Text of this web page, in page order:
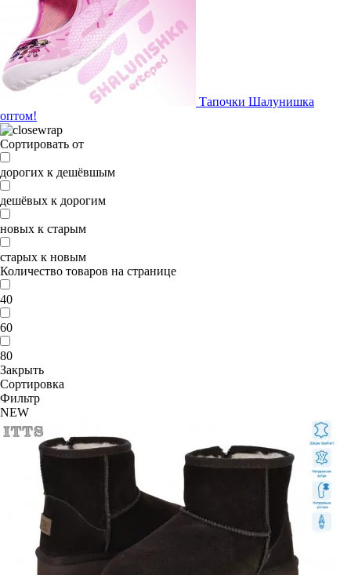
Тапочки Шалунишка
оптом!
Сортировать от
дорогих к дешёвшым
дешёвых к дорогим
новых к старым
старых к новым
Количество товаров на странице
40
60
80
Закрыть
Сортировка
Фильтр
NEW